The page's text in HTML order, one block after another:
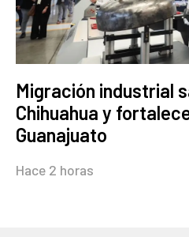
Migración industrial
Chihuahua y
Guanajuato
Hace 2 horas